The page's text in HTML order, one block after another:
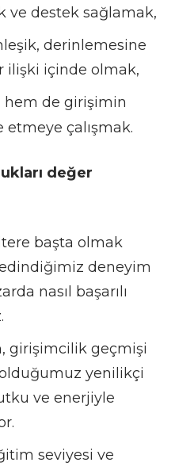
ve destek sağlamak,
derinlemesine
ilişki içinde olmak,
hem de girişimin
etmeye çalışmak.
değer
başta olmak
deneyim
nasıl başarılı
girişimcilik geçmişi
yenilikçi
ve enerjiyle
seviyesi ve